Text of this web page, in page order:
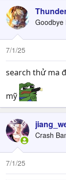
Goodbye
7/1/25
search thử ma
mỹ
Crash
7/1/25